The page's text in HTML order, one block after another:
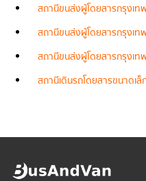
สถานีขนส่งผู้โดยสารกรุงเ
สถานีขนส่งผู้โดยสารกรุงเท
สถานีขนส่งผู้โดยสารกรุงเท
สถานีเดินรถโดยสารขนาด